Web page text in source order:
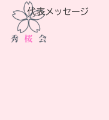
代表メッセージ